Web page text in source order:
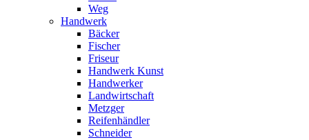
Weg
Handwerk
Bäcker
Fischer
Friseur
Handwerk Kunst
Handwerker
Landwirtschaft
Metzger
Reifenhändler
Schneider